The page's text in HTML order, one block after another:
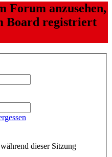
Forum anzusehen,
Board registriert
dieser Sitzung